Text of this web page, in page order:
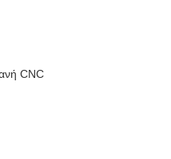
CNC